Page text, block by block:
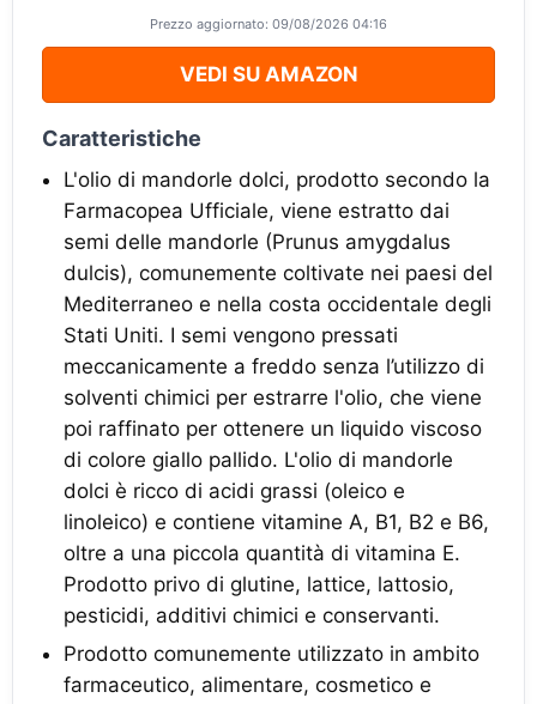
Prezzo aggiornato: 09/08/2026 04:16
VEDI SU AMAZON
Caratteristiche
L'olio di mandorle dolci, prodotto secondo la
Farmacopea Ufficiale, viene estratto dai
semi delle mandorle (Prunus amygdalus
dulcis), comunemente coltivate nei paesi del
Mediterraneo e nella costa occidentale degli
Stati Uniti. I semi vengono pressati
meccanicamente a freddo senza l’utilizzo di
solventi chimici per estrarre l'olio, che viene
poi raffinato per ottenere un liquido viscoso
di colore giallo pallido. L'olio di mandorle
dolci è ricco di acidi grassi (oleico e
linoleico) e contiene vitamine A, B1, B2 e B6,
oltre a una piccola quantità di vitamina E.
Prodotto privo di glutine, lattice, lattosio,
pesticidi, additivi chimici e conservanti.
Prodotto comunemente utilizzato in ambito
farmaceutico, alimentare, cosmetico e